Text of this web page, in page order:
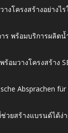
งโครงสร้างอย่างไ
ร พร้อมบริการผลิต
อมวางโครงสร้าง
Absprachen
วยสร้างแบรนด์ได้ง่